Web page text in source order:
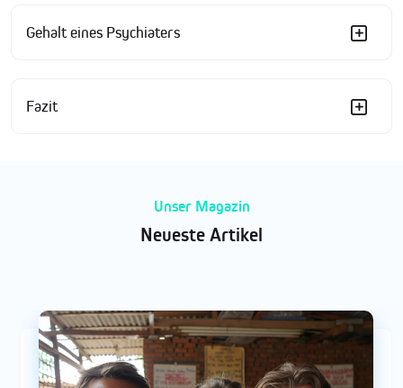
Gehalt eines Psychiaters
Fazit
Unser Magazin
Neueste Artikel